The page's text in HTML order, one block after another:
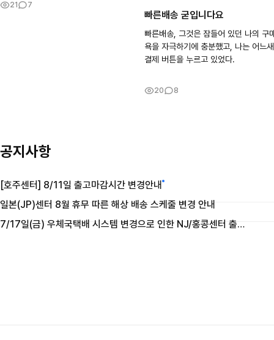
21 7
빠른배송 굳입니다요
빠른배송, 그것은 잠들어 있던 나의 구
욕을 자극하기에 충분했고, 나는 어느새
결제 버튼을 누르고 있었다.
20 8
공지사항
[호주센터] 8/11일 출고마감시간 변경안내
일본(JP)센터 8월 휴무 따른 해상 배송 스케줄 변경 안내
7/17일(금) 우체국택배 시스템 변경으로 인한 NJ/홍콩센터 출고 및 마감시간 변경 안내